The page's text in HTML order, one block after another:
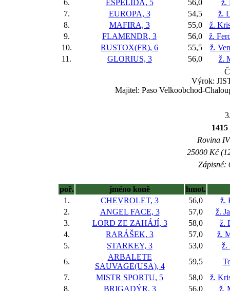
6.
ESPELIDA, 5 56,0
ž.
7.
EUROPA, 3 54,5
ž.
8.
MAFIRA, 3 55,0
ž.
9.
FLAMENDR, 3 56,0
ž.
10.
RUSTOX(FR), 6 55,5
ž.
11.
GLORIUS, 3 56,0
ž.
Výrok:
Majitel: Paso Velkoobchod-
Rovina
25000 Kč
Zápisné:
poř. jméno koně
hmot.
1.
CHEVROLET, 3 56,0
ž.
2.
ANGEL FACE, 3 57,0
ž.
3.
LORD ZE ZAHÁJÍ, 3 58,0
ž.
4.
RARÁŠEK, 3 57,0
ž.
5.
STARKEY, 3 53,0
ž.
6.
ARBALETE
SAUVAGE(USA), 4
59,5
7.
MISTR SPORTU, 5 58,0
ž.
8.
BRIGADÝR, 3 56,0 ž.